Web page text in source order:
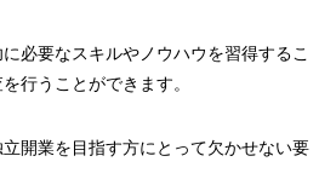
必要なスキルやノウハウを習得するこ
行うことができます。
開業を目指す方にとって欠かせない要